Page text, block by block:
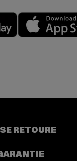
Play market
RETOURE